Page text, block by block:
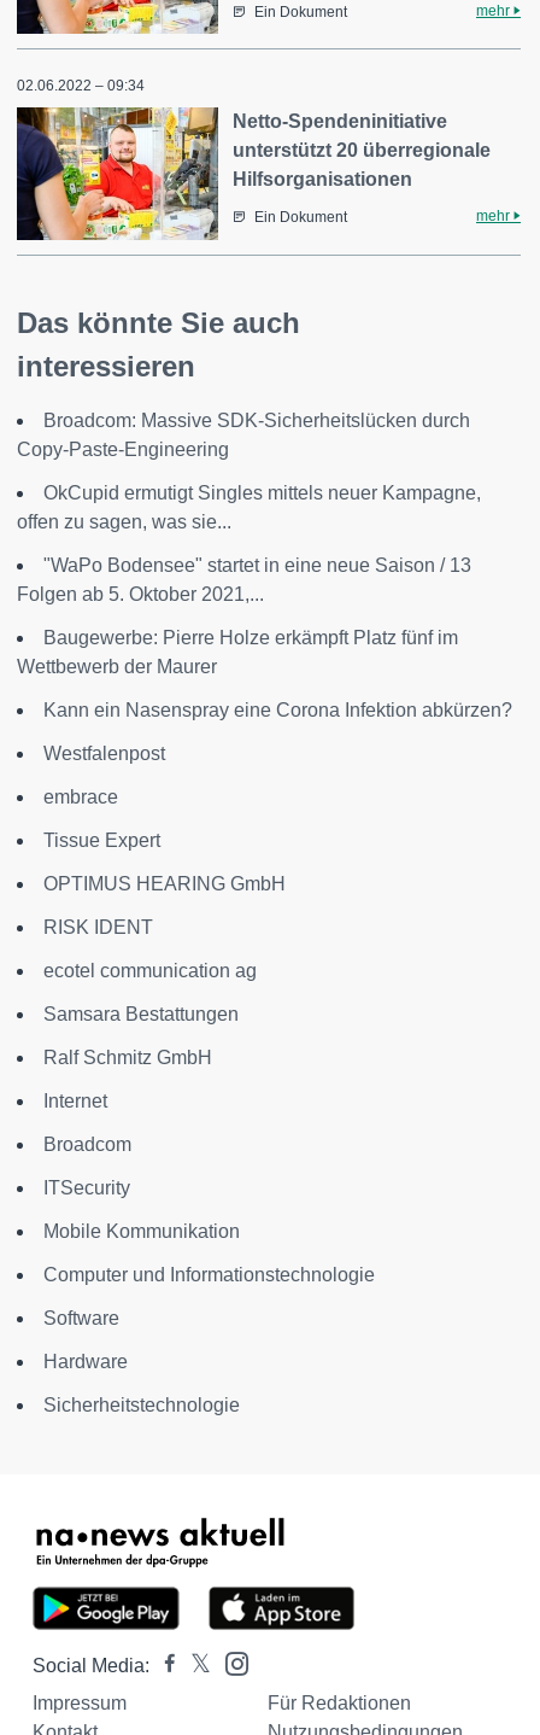
Ein Dokument mehr
02.06.2022 – 09:34
Netto-Spendeninitiative
unterstützt 20 überregionale
Hilfsorganisationen
Ein Dokument mehr
Das könnte Sie auch
interessieren
Broadcom: Massive SDK-Sicherheitslücken durch
Copy-Paste-Engineering
OkCupid ermutigt Singles mittels neuer Kampagne,
offen zu sagen, was sie...
"WaPo Bodensee" startet in eine neue Saison / 13
Folgen ab 5. Oktober 2021,...
Baugewerbe: Pierre Holze erkämpft Platz fünf im
Wettbewerb der Maurer
Kann ein Nasenspray eine Corona Infektion abkürzen?
Westfalenpost
embrace
Tissue Expert
OPTIMUS HEARING GmbH
RISK IDENT
ecotel communication ag
Samsara Bestattungen
Ralf Schmitz GmbH
Internet
Broadcom
ITSecurity
Mobile Kommunikation
Computer und Informationstechnologie
Software
Hardware
Sicherheitstechnologie
Social Media:
Impressum
Für Redaktionen